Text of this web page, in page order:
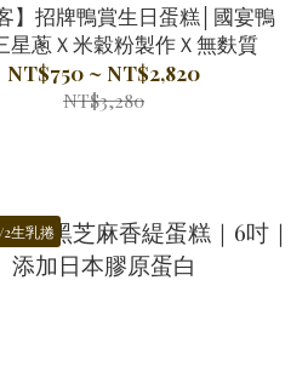
】招牌鴨賞生日蛋糕│國宴鴨
星蔥Ｘ米穀粉製作Ｘ無麩質
NT$750 ~ NT$2,820
NT$3,280
2生乳捲